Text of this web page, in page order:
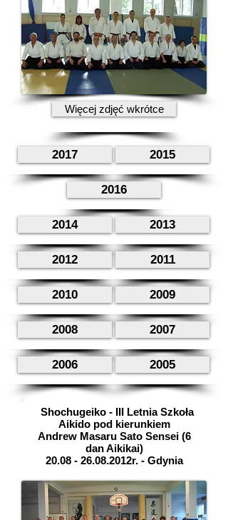
Więcej zdjęć wkrótce
2017 2015
2016
2014 2013
2012 2011
2010 2009
2008 2007
2006 2005
Shochugeiko - III Letnia Szkoła
Aikido pod kierunkiem
Andrew Masaru Sato Sensei (6
dan Aikikai)
20.08 - 26.08.2012r. - Gdynia